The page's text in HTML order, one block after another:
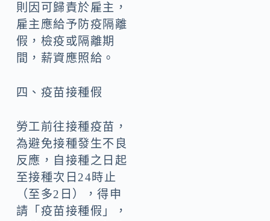
則因可歸責於雇主，
雇主應給予防疫隔離
假，檢疫或隔離期
間，薪資應照給。
四、疫苗接種假
勞工前往接種疫苗，
為避免接種發生不良
反應，自接種之日起
至接種次日24時止
（至多2日），得申
請「疫苗接種假」，